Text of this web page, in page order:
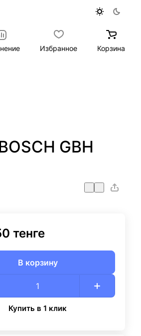
Избранное Корзина
GBH
тенге
В корзину
Купить в 1 клик